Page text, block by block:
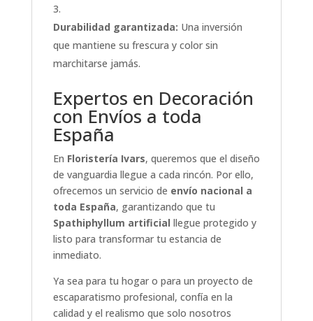
Durabilidad garantizada: Una inversión
que mantiene su frescura y color sin
marchitarse jamás.
Expertos en Decoración
con Envíos a toda
España
En Floristería Ivars, queremos que el diseño
de vanguardia llegue a cada rincón. Por ello,
ofrecemos un servicio de envío nacional a
toda España, garantizando que tu
Spathiphyllum artificial llegue protegido y
listo para transformar tu estancia de
inmediato.
Ya sea para tu hogar o para un proyecto de
escaparatismo profesional, confía en la
calidad y el realismo que solo nosotros